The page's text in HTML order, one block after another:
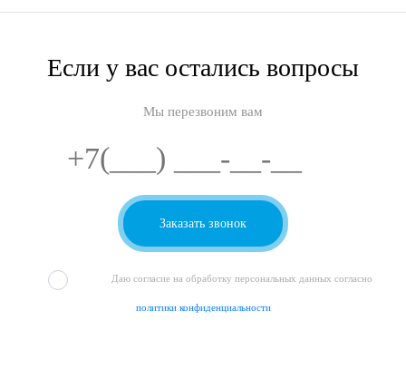
Если у вас остались вопросы
Мы перезвоним вам
Даю согласие на обработку персональных данных согласно
политики конфиденциальности